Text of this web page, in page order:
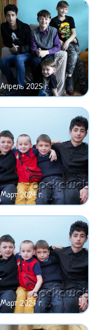
Апрель 2025 г.
Март 2024 г.
Март 2024 г.